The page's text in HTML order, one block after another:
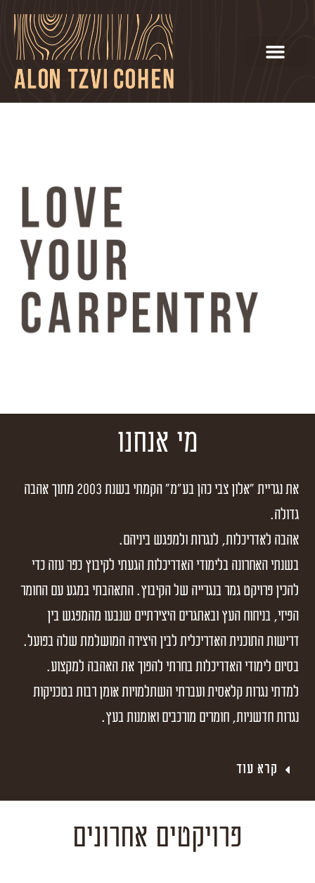
מי אנחנו
את נגריית "אלון צבי כהן בע"מ" הקמתי בשנת 2003 מתוך אהבה
גדולה.
אהבה לאדריכלות, לנגרות ולמפגש ביניהם.
בשנתי האחרונה בלימודי האדריכלות הגעתי לקיבוץ כפר עזה כדי
להכין פרויקט גמר בנגרייה של הקיבוץ. התאהבתי במגע עם החומר
הפיזי, בניחוח העץ ובאתגרים היצירתיים שנבעו מהמפגש בין
דרישות התוכנית האדריכלית לבין היצירה המושלמת שלה בפועל.
בסיום לימודי האדריכלות בחרתי להפוך את האהבה למקצוע.
למדתי נגרות קלאסית ועברתי השתלמויות אומן רבות בטכניקות
נגרות חדשניות, חומרים מורכבים ואומנות בעץ.
קרא עוד
פרויקטים אחרונים